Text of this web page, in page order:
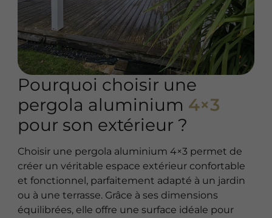
Pourquoi choisir une
pergola aluminium 4×3
pour son extérieur ?
Choisir une pergola aluminium 4×3 permet de
créer un véritable espace extérieur confortable
et fonctionnel, parfaitement adapté à un jardin
ou à une terrasse. Grâce à ses dimensions
équilibrées, elle offre une surface idéale pour